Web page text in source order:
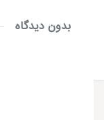
بدون دیدگاه